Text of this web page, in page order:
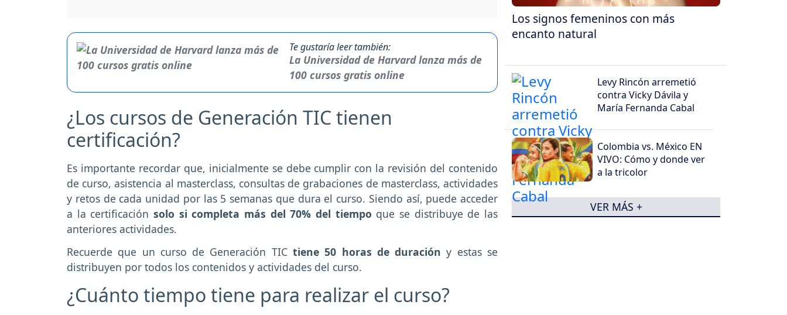
Te gustaría leer también:
La Universidad de Harvard lanza más de
100 cursos gratis online
¿Los cursos de Generación TIC tienen
certificación?
Es importante recordar que, inicialmente se debe cumplir con la revisión del contenido
de curso, asistencia al masterclass, consultas de grabaciones de masterclass, actividades
y retos de cada unidad por las 5 semanas que dura el curso. Siendo así, puede acceder
a la certificación solo si completa más del 70% del tiempo que se distribuye de las
anteriores actividades.
Recuerde que un curso de Generación TIC tiene 50 horas de duración y estas se
distribuyen por todos los contenidos y actividades del curso.
¿Cuánto tiempo tiene para realizar el curso?
Los signos femeninos con más
encanto natural
Levy Rincón arremetió
contra Vicky Dávila y
María Fernanda Cabal
Colombia vs. México EN
VIVO: Cómo y donde ver
a la tricolor
VER MÁS +